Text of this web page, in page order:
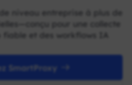
niveau entreprise à plus de
pour une collecte
fiable et des workflows IA
SmartProxy